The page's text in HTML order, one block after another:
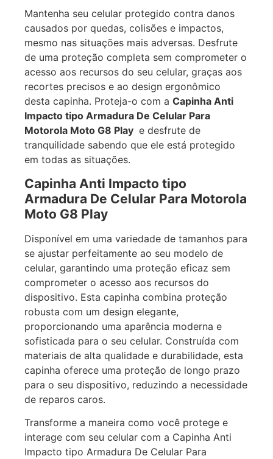
Mantenha seu celular protegido contra danos
causados por quedas, colisões e impactos,
mesmo nas situações mais adversas. Desfrute
de uma proteção completa sem comprometer o
acesso aos recursos do seu celular, graças aos
recortes precisos e ao design ergonômico
desta capinha. Proteja-o com a Capinha Anti
Impacto tipo Armadura De Celular Para
Motorola Moto G8 Play e desfrute de
tranquilidade sabendo que ele está protegido
em todas as situações.
Capinha Anti Impacto tipo
Armadura De Celular Para Motorola
Moto G8 Play
Disponível em uma variedade de tamanhos para
se ajustar perfeitamente ao seu modelo de
celular, garantindo uma proteção eficaz sem
comprometer o acesso aos recursos do
dispositivo. Esta capinha combina proteção
robusta com um design elegante,
proporcionando uma aparência moderna e
sofisticada para o seu celular. Construída com
materiais de alta qualidade e durabilidade, esta
capinha oferece uma proteção de longo prazo
para o seu dispositivo, reduzindo a necessidade
de reparos caros.
Transforme a maneira como você protege e
interage com seu celular com a Capinha Anti
Impacto tipo Armadura De Celular Para